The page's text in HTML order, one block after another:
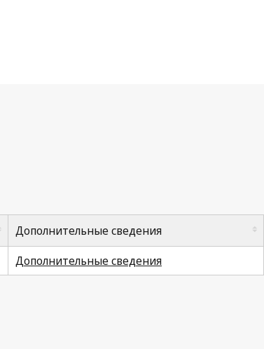
Дополнительные сведения
Дополнительные сведения